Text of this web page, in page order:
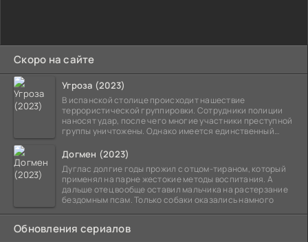
Скоро на сайте
Угроза (2023)
В испанской столице происходит нашествие
террористической группировки. Сотрудники полиции
наносят удар, после чего многие участники преступной
группы уничтожены. Однако имеется единственный
Догмен (2023)
Дуглас долгие годы прожил с отцом-тираном, который
применял на парне жестокие методы воспитания. А
дальше отец вообще оставил мальчика на растерзание
бездомным псам. Только собаки оказались намного
Обновления сериалов